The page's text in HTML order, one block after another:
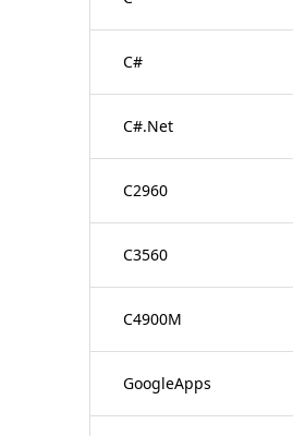
C#
C#.Net
C2960
C3560
C4900M
GoogleApps